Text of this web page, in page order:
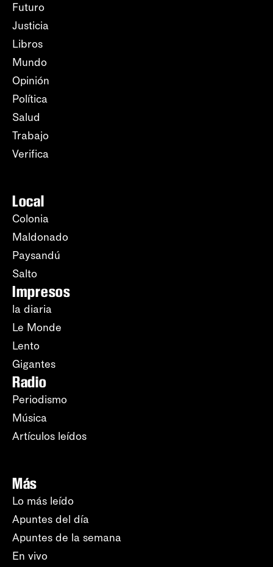
Futuro
Justicia
Libros
Mundo
Opinión
Política
Salud
Trabajo
Verifica
Local
Colonia
Maldonado
Paysandú
Salto
Impresos
la diaria
Le Monde
Lento
Gigantes
Radio
Periodismo
Música
Artículos leídos
Más
Lo más leído
Apuntes del día
Apuntes de la semana
En vivo